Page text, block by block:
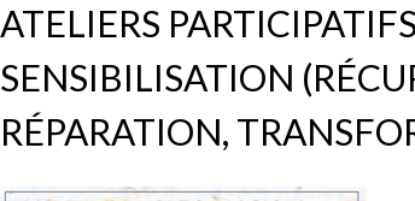
ATELIERS
SENSIBILISATION
RÉPARATION,